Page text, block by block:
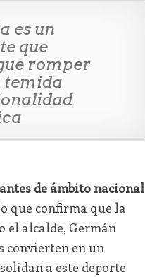
es un
que
romper
temida
de ámbito nacional
que confirma que la
el alcalde, Germán
convierten en un
a este deporte